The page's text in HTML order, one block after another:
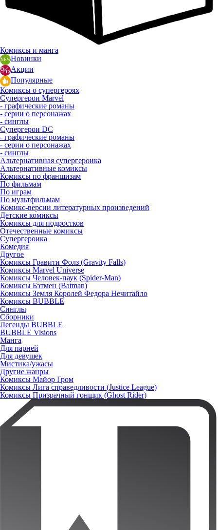
Комиксы и манга
Новинки
Акции
Популярные
Комиксы о супергероях
Супергерои Marvel
- графические романы
- серии о персонажах
- синглы
Супергерои DC
- графические романы
- серии о персонажах
- синглы
Альтернативная супергероика
Альтернативные комиксы
Комиксы по франшизам
По фильмам
По играм
По мультфильмам
Комикс-версии литературных произведений
Детские комиксы
Комиксы для подростков
Отечественные комиксы
Супергероика
Комедия
Другое
Комиксы Гравити Фолз (Gravity Falls)
Комиксы Marvel Universe
Комиксы Человек-паук (Spider-Man)
Комиксы Бэтмен (Batman)
Комиксы Земля Королей Федора Нечитайло
Комиксы BUBBLE
Синглы
Сборники
Легенды BUBBLE
BUBBLE Visions
Манга
Для парней
Для девушек
Мистика/ужасы
Другие жанры
Комиксы Майор Гром
Комиксы Лига справедливости (Justice League)
Комиксы Призрачный гонщик (Ghost Rider)